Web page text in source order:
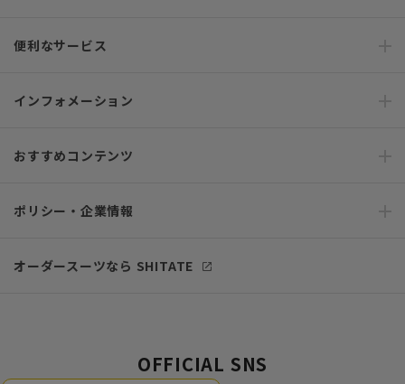
便利なサービス
インフォメーション
おすすめコンテンツ
ポリシー・企業情報
オーダースーツなら SHITATE
OFFICIAL SNS